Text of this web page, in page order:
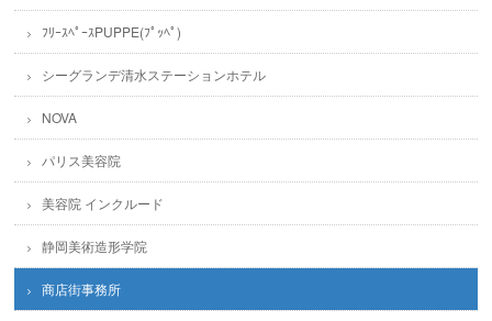
ﾌﾘｰｽﾍﾟｰｽPUPPE(ﾌﾟｯﾍﾟ)
シーグランデ清水ステーションホテル
NOVA
パリス美容院
美容院 インクルード
静岡美術造形学院
商店街事務所